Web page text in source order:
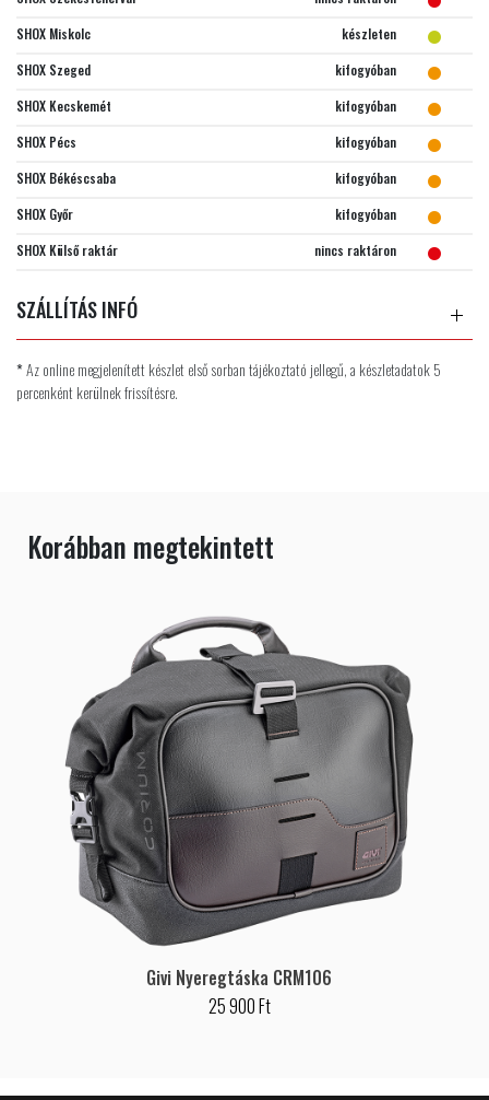
SHOX Miskolc
készleten
SHOX Szeged
kifogyóban
SHOX Kecskemét
kifogyóban
SHOX Pécs
kifogyóban
SHOX Békéscsaba
kifogyóban
SHOX Győr
kifogyóban
SHOX Külső raktár
nincs raktáron
SZÁLLÍTÁS INFÓ
*Az online megjelenített készlet első sorban tájékoztató jellegű, a készletadatok 5
percenként kerülnek frissítésre.
Korábban megtekintett
Givi Nyeregtáska CRM106
25 900 Ft